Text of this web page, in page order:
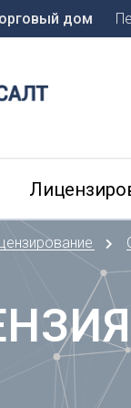
Барнаул
Белгород
Брянск
В
дом